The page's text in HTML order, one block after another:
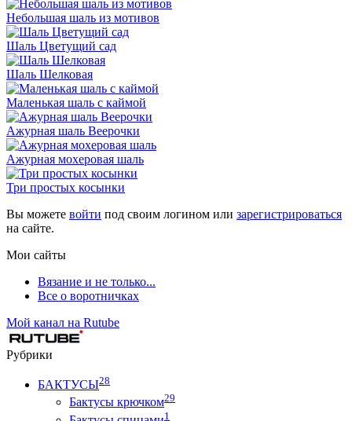
Небольшая шаль из мотивов
Шаль Цветущий сад
Шаль Шелковая
Маленькая шаль с каймой
Ажурная шаль Веерочки
Ажурная мохеровая шаль
Три простых косынки
Вы можете войти под своим логином или зарегистрироваться
на сайте.
Мои сайты
Вязание и не только...
Все о воротничках
Мой канал на Rutube
Рубрики
БАКТУСЫ28
Бактусы крючком29
1